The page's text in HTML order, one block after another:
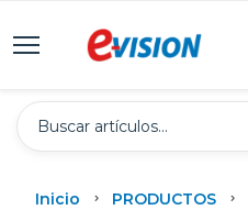
Inicio PRODUCTOS